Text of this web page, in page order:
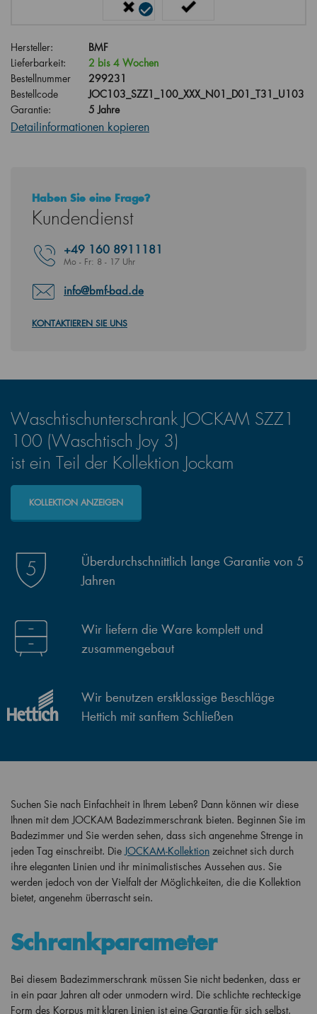
Hersteller:
BMF
Lieferbarkeit:
2 bis 4 Wochen
Bestellnummer
299231
Bestellcode
JOC103_SZZ1_100_XXX_N01_D01_T31_U103
Garantie:
5 Jahre
Detailinformationen kopieren
Haben Sie eine Frage?
Kundendienst
+49 160 8911181
Mo - Fr: 8 - 17 Uhr
info@bmf-bad.de
KONTAKTIEREN SIE UNS
Waschtischunterschrank JOCKAM SZZ1
100 (Waschtisch Joy 3)
ist ein Teil der Kollektion Jockam
KOLLEKTION ANZEIGEN
Überdurchschnittlich lange Garantie von 5
Jahren
Wir liefern die Ware komplett und
zusammengebaut
Wir benutzen erstklassige Beschläge
Hettich mit sanftem Schließen
Suchen Sie nach Einfachheit in Ihrem Leben? Dann können wir diese
Ihnen mit dem JOCKAM Badezimmerschrank bieten. Beginnen Sie im
Badezimmer und Sie werden sehen, dass sich angenehme Strenge in
jeden Tag einschreibt. Die JOCKAM-Kollektion zeichnet sich durch
ihre eleganten Linien und ihr minimalistisches Aussehen aus. Sie
werden jedoch von der Vielfalt der Möglichkeiten, die die Kollektion
bietet, angenehm überrascht sein.
Schrankparameter
Bei diesem Badezimmerschrank müssen Sie nicht bedenken, dass er
in ein paar Jahren alt oder unmodern wird. Die schlichte rechteckige
Form des Korpus mit klaren Linien ist eine Garantie für sich selbst.